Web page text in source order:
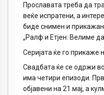
Прославата треба да
веќе испратени, а
биде снимен и
„Ралф и Етјен: Велиме
Серијата ќе го прикаже
Свадбата ќе се одржи
има четири епизоди.
објавени на 21 мај, а